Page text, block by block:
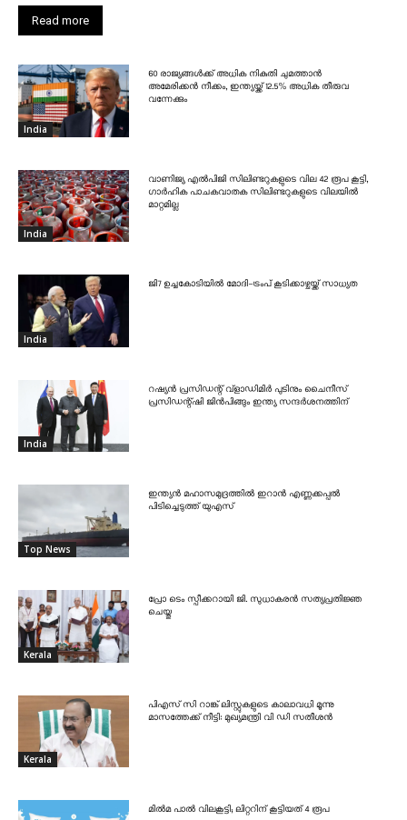
Read more
India
60 രാജ്യങ്ങൾക്ക് അധിക നികുതി ചുമത്താൻ
അമേരിക്കൻ നീക്കം, ഇന്ത്യയ്ക്ക് 12.5% അധിക തീരുവ
വന്നേക്കും
India
വാണിജ്യ എൽപിജി സിലിണ്ടറുകളുടെ വില 42 രൂപ കൂട്ടി,
ഗാർഹിക പാചകവാതക സിലിണ്ടറുകളുടെ വിലയിൽ
മാറ്റമില്ല
India
ജി7 ഉച്ചകോടിയിൽ മോദി-ട്രംപ് കൂടിക്കാഴ്ചയ്ക്ക് സാധ്യത
India
റഷ്യൻ പ്രസിഡന്റ് വ്‌ളാഡിമിർ പുടിനും ചൈനീസ്
പ്രസിഡന്റ്ഷി ജിൻപിങ്ങും ഇന്ത്യ സന്ദർശനത്തിന്
Top News
ഇന്ത്യൻ മഹാസമുദ്രത്തിൽ ഇറാൻ എണ്ണക്കപ്പൽ
പിടിച്ചെടുത്ത് യുഎസ്
Kerala
പ്രോ ടെം സ്പീക്കറായി ജി. സുധാകരൻ സത്യപ്രതിജ്ഞ
ചെയ്തു
Kerala
പിഎസ് സി റാങ്ക് ലിസ്റ്റുകളുടെ കാലാവധി മൂന്നു
മാസത്തേക്ക് നീട്ടി: മുഖ്യമന്ത്രി വി ഡി സതീശൻ
മിൽമ പാൽ വിലകൂട്ടി; ലിറ്ററിന് കൂട്ടിയത് 4 രൂപ